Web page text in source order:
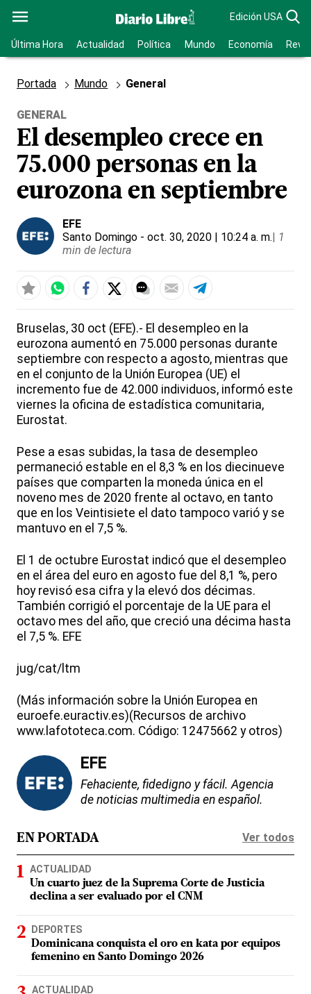
Edición USA
Última Hora Actualidad Política Mundo Economía
Portada Mundo General
GENERAL
El desempleo crece en
75.000 personas en la
eurozona en septiembre
EFE
Santo Domingo - oct. 30, 2020 | 10:24 a. m.| 1
min de lectura
Bruselas, 30 oct (EFE).- El desempleo en la
eurozona aumentó en 75.000 personas durante
septiembre con respecto a agosto, mientras que
en el conjunto de la Unión Europea (UE) el
incremento fue de 42.000 individuos, informó este
viernes la oficina de estadística comunitaria,
Eurostat.
Pese a esas subidas, la tasa de desempleo
permaneció estable en el 8,3 % en los diecinueve
países que comparten la moneda única en el
noveno mes de 2020 frente al octavo, en tanto
que en los Veintisiete el dato tampoco varió y se
mantuvo en el 7,5 %.
El 1 de octubre Eurostat indicó que el desempleo
en el área del euro en agosto fue del 8,1 %, pero
hoy revisó esa cifra y la elevó dos décimas.
También corrigió el porcentaje de la UE para el
octavo mes del año, que creció una décima hasta
el 7,5 %. EFE
jug/cat/ltm
(Más información sobre la Unión Europea en
euroefe.euractiv.es)(Recursos de archivo
www.lafototeca.com. Código: 12475662 y otros)
EFE
Fehaciente, fidedigno y fácil. Agencia
de noticias multimedia en español.
EN PORTADA Ver todos
ACTUALIDAD
Un cuarto juez de la Suprema Corte de Justicia
declina a ser evaluado por el CNM
DEPORTES
Dominicana conquista el oro en kata por equipos
femenino en Santo Domingo 2026
ACTUALIDAD